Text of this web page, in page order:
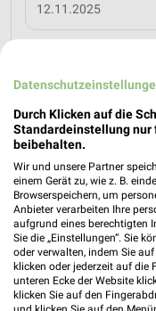
12.11.2025
Haushaltsplanung
nachhaltig zu
weekli -
Alle Kaufland
weekli
Durch Klicken auf die
Standardeinstellung
beibehalten.
Wir und unsere Partner
einem Gerät zu, wie z. B.
Browserspeichern, um
Anbieter verarbeiten Ihre
aufgrund eines berechtigten
Sie die „Einstellungen“. Sie
oder verwalten, indem Sie
klicken oder jederzeit auf die
unteren Ecke der Website
klicken Sie auf den